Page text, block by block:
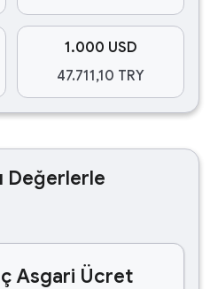
1.000 USD
47.711,10 TRY
Değerlerle
Asgari Ücret